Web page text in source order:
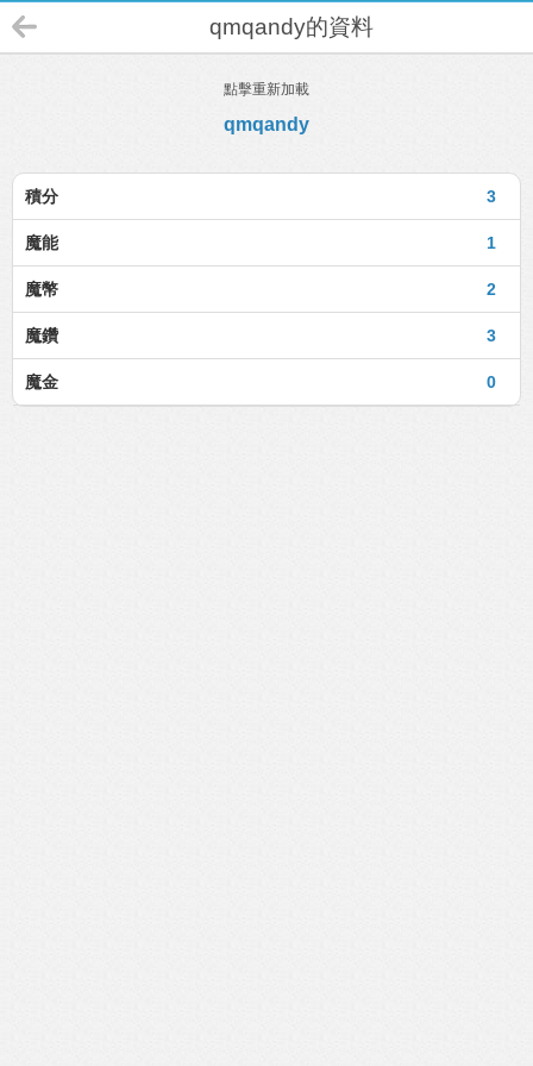
qmqandy的資料
點擊重新加載
qmqandy
3
積分
1
魔能
2
魔幣
3
魔鑽
0
魔金